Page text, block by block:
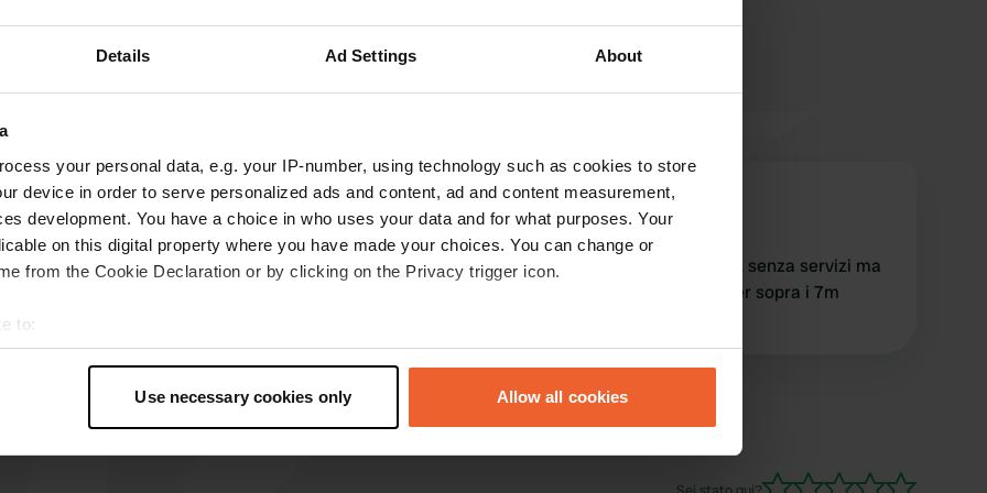
Details Ad Settings About
your personal data, e.g. your IP-number, using technology such as cookies to store
device in order to serve personalized ads and content, ad and content measurement,
development. You have a choice in who uses your data and for what purposes. Your
on this digital property where you have made your choices. You can change or
from the Cookie Declaration or by clicking on the Privacy trigger icon.
to:
geographical location which can be accurate to within several meters
personal data is processed and set your preferences in the
content and ads, to provide social media features and to analyse our traffic. We also share
Use necessary cookies only Allow all cookies
p papi55
mar 2023
L'area di sosta non esiste più verificato di
d dreadfra
ago 2022
comoda per andare in centro, senza servizi ma
gratuita. anche per un camper sopra i 7m